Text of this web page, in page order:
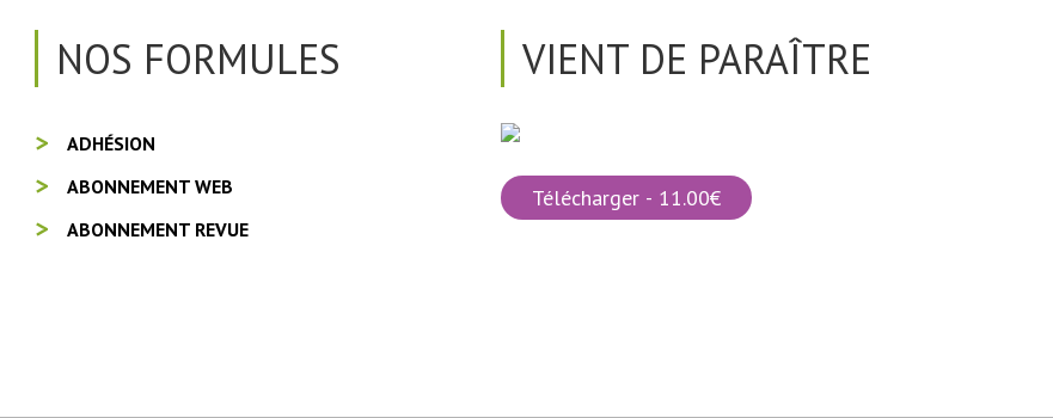
NOS FORMULES
ADHÉSION
ABONNEMENT WEB
ABONNEMENT REVUE
VIENT DE PARAÎTRE
Télécharger - 11.00€